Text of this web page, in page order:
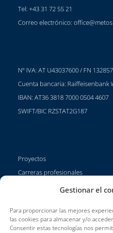
Gestionar el
Para proporcionar las mejores
las cookies para almacenar y/o
Consentir estas tecnologías nos
Tel: +43 31 72 55 21
Correo electrónico:
Nº IVA: AT U43037600 / FN
Cuenta bancaria: Raiffeisenbank
IBAN: AT36 3818 7000 0504 4607
SWIFT/BIC RZSTAT2G187
Proyectos
Carreras profesionales
Condiciones de uso